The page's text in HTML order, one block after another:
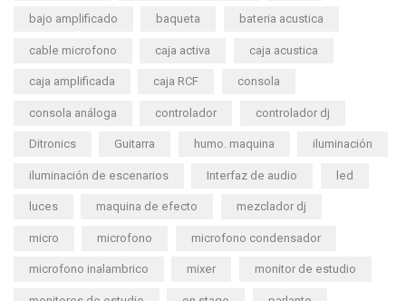
bajo amplificado baqueta bateria acustica
cable microfono caja activa caja acustica
caja amplificada caja RCF consola
consola análoga controlador controlador dj
Ditronics Guitarra humo. maquina iluminación
iluminación de escenarios Interfaz de audio led
luces maquina de efecto mezclador dj
micro microfono microfono condensador
microfono inalambrico mixer monitor de estudio